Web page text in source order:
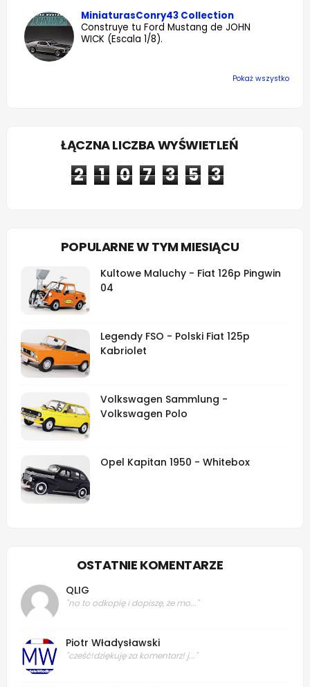
MiniaturasConry43 Collection
Construye tu Ford Mustang de JOHN
WICK (Escala 1/8).
Pokaż wszystko
ŁĄCZNA LICZBA WYŚWIETLEŃ
2 1 0 7 3 5 3
POPULARNE W TYM MIESIĄCU
Kultowe Maluchy - Fiat 126p Pingwin
04
Legendy FSO - Polski Fiat 125p
Kabriolet
Volkswagen Sammlung -
Volkswagen Polo
Opel Kapitan 1950 - Whitebox
OSTATNIE KOMENTARZE
QLIG
"no to odkopię i dopiszę, że mo..."
Piotr Władysławski
"cześć!dziękuję za komentarz! j..."